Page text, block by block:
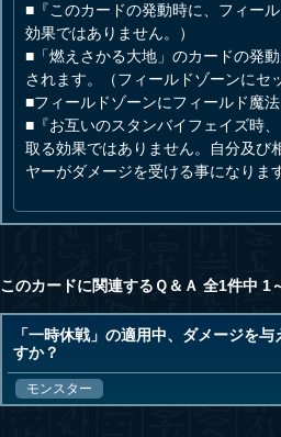
■『このカードの発動時に、フィー
効果ではありません。）
■「燃えさかる大地」のカードの発
されます。（フィールドゾーンにセ
■フィールドゾーンにフィールド魔
■『お互いのスタンバイフェイズ時
取る効果ではありません。自分及び
ヤーがダメージを受ける事になりま
このカードに関連するＱ＆Ａ 全1件中 1
「一時休戦」の適用中、ダメージを
すか？
モンスター